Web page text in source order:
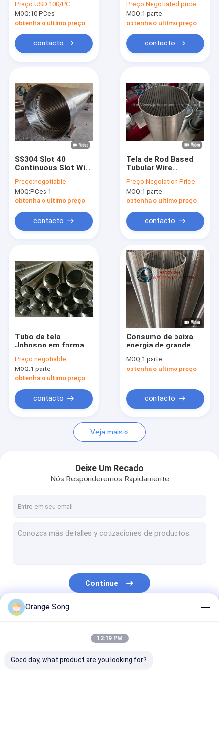
Produtos
Mostra de VR
Sobre nós
Contacte-nos
Peça umas citações
Johnson Wire Screen
Johnson Wedge Wire Screens
Tela envolvida fio
Rede de arame da cunha
Filtro de tela parabólico
Cilindro giratório da tela
OD malha da tela do
envoltório do fio de
600 milímetros
Preço:USD 100/PC
MOQ:10 PCes
obtenha o ultimo preço
contacto
envolvido da tela que
resiste a boa
capacidade da
máquina
Preço:Negotiated price
MOQ:1 parte
obtenha o ultimo preço
contacto
SS304 Slot 40
Continuous Slot Wire
controle de areia
Preço:negotiable
MOQ:PCes 1
obtenha o ultimo preço
contacto
Tela de Rod Based
Tubular Wire
material de aço
inoxidável dos robôs
de cozinha
Preço:Negoiation Price
MOQ:1 parte
obtenha o ultimo preço
contacto
Tubo de tela
Johnson em forma
Preço:negotiable
MOQ:1 parte
obtenha o ultimo preço
contacto
Consumo de baixa
energia de grande
da base da tubulação
da tela da areia do
MOQ:1 parte
obtenha o ultimo preço
contacto
Veja mais
Deixe Um Recado
Nós Responderemos Rapidamente
Continue
Nossas Categorias
Orange Song
12:19 PM
Good day, what product are you looking for?